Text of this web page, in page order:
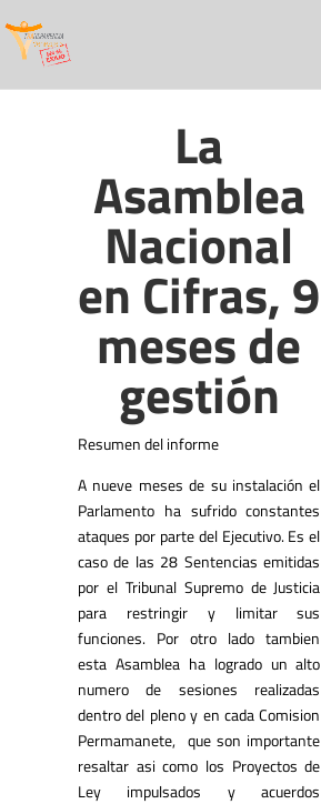
La
Asamblea
Nacional
en Cifras, 9
meses de
gestión
Resumen del informe
A nueve meses de su instalación el
Parlamento ha sufrido constantes
ataques por parte del Ejecutivo. Es el
caso de las 28 Sentencias emitidas
por el Tribunal Supremo de Justicia
para restringir y limitar sus
funciones. Por otro lado tambien
esta Asamblea ha logrado un alto
numero de sesiones realizadas
dentro del pleno y en cada Comision
Permamanete, que son importante
resaltar asi como los Proyectos de
Ley impulsados y acuerdos